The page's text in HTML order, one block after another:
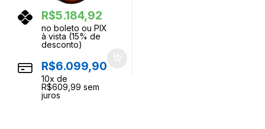
R$5.184,92
no boleto ou PIX
à vista (15% de
desconto)
R$6.099,90
10x de
R$609,99 sem
juros